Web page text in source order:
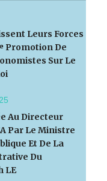
Leurs Forces
Promotion De
Sur Le
Au Directeur
Par Le Ministre
Et De La
Du
LE